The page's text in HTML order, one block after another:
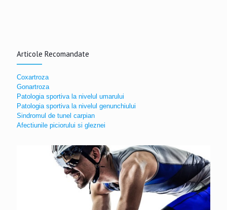
Articole Recomandate
Coxartroza
Gonartroza
Patologia sportiva la nivelul umarului
Patologia sportiva la nivelul genunchiului
Sindromul de tunel carpian
Afectiunile piciorului si gleznei